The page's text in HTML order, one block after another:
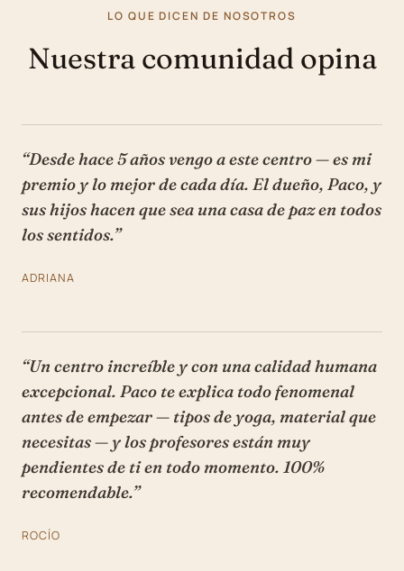
LO QUE DICEN DE NOSOTROS
Nuestra comunidad opina
“Desde hace 5 años vengo a este centro — es mi
premio y lo mejor de cada día. El dueño, Paco, y
sus hijos hacen que sea una casa de paz en todos
los sentidos.”
ADRIANA
“Un centro increíble y con una calidad humana
excepcional. Paco te explica todo fenomenal
antes de empezar — tipos de yoga, material que
necesitas — y los profesores están muy
pendientes de ti en todo momento. 100%
recomendable.”
ROCÍO